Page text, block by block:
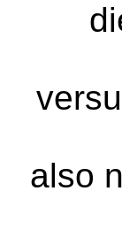
also